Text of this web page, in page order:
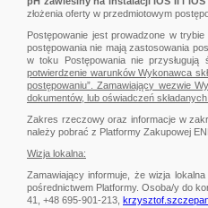
złożenia oferty w przedmiotowym
Postępowanie jest prowadzone w
postępowania nie mają zastosowania
w toku Postępowania nie
potwierdzenie warunków Wykonawca
postępowaniu”. Zamawiający wezwie
dokumentów, lub oświadczeń
Zakres rzeczowy oraz informacje w
należy pobrać z Platformy Zakupowej
Wizja lokalna:
Zamawiający informuje, że wizja
pośrednictwem Platformy. Osoba/y do
41, +48 695-901-213,